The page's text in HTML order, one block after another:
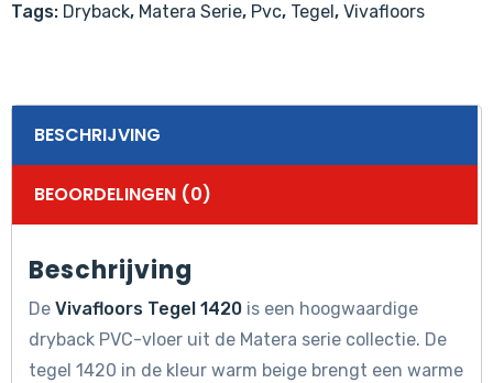
Tags: Dryback, Matera Serie, Pvc, Tegel , Vivafloors
BESCHRIJVING
BEOORDELINGEN (0)
Beschrijving
De Vivafloors Tegel 1420 is een hoogwaardige
dryback PVC-vloer uit de Matera serie collectie. De
tegel 1420 in de kleur warm beige brengt een warme